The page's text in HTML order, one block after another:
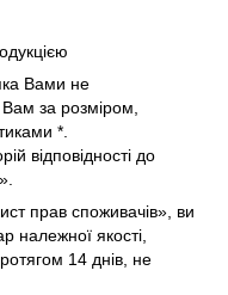
Вами не
за розміром,
*.
відповідності до
прав споживачів», ви
належної якості,
14 днів, не